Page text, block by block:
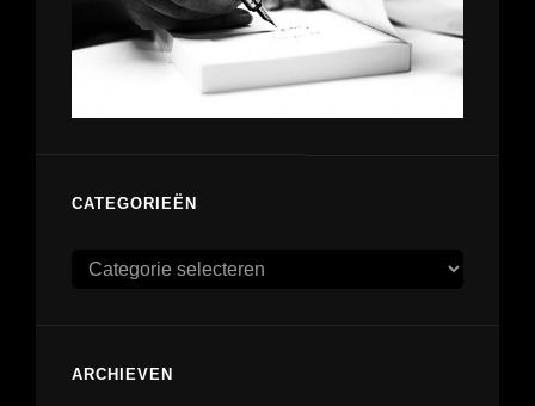
CATEGORIEËN
Categorieën
ARCHIEVEN